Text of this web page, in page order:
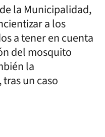
la Municipalidad,
a los
a tener en cuenta
del mosquito
la
un caso